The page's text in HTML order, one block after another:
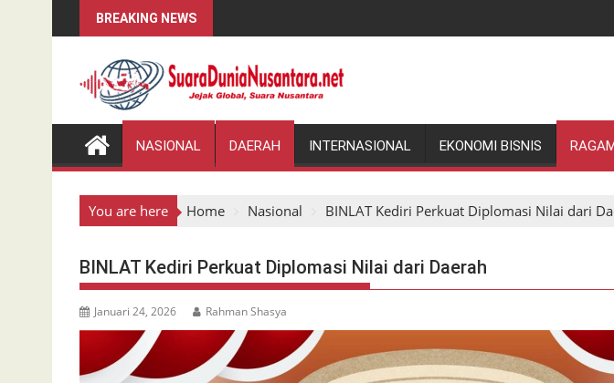
to
BREAKING NEWS
NASIONAL DAERAH INTERNASIONAL EKONOMI BISNIS
You are here Home Nasional BINLAT Kediri Perkuat Diplomasi Nilai dari
BINLAT Kediri Perkuat Diplomasi Nilai dari Daerah
Januari 24, 2026 Rahman Shasya